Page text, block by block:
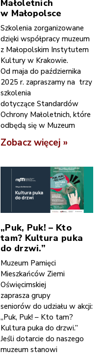
Małoletnich
w Małopolsce
Szkolenia zorganizowane
dzięki współpracy muzeum
z Małopolskim Instytutem
Kultury w Krakowie.
Od maja do października
2025 r. zapraszamy na trzy
szkolenia
dotyczące Standardów
Ochrony Małoletnich, które
odbędą się w Muzeum
Zobacz więcej »
„Puk, Puk! – Kto
tam? Kultura puka
do drzwi.”
Muzeum Pamięci
Mieszkańców Ziemi
Oświęcimskiej
zaprasza grupy
seniorów do udziału w akcji:
„Puk, Puk! – Kto tam?
Kultura puka do drzwi.”
Jeśli dotarcie do naszego
muzeum stanowi